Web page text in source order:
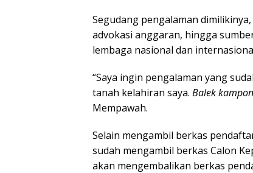
Segudang pengalaman
advokasi anggaran, hingga
lembaga nasional dan
“Saya ingin pengalaman yang
tanah kelahiran saya. Balek
Mempawah.
Selain mengambil berkas
sudah mengambil berkas Calon
akan mengembalikan berkas